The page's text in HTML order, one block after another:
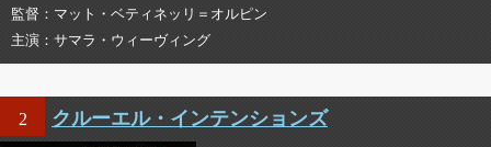
監督
マット・ベティネッリ＝オルピン
主演
サマラ・ウィーヴィング
2 クルーエル・インテンションズ